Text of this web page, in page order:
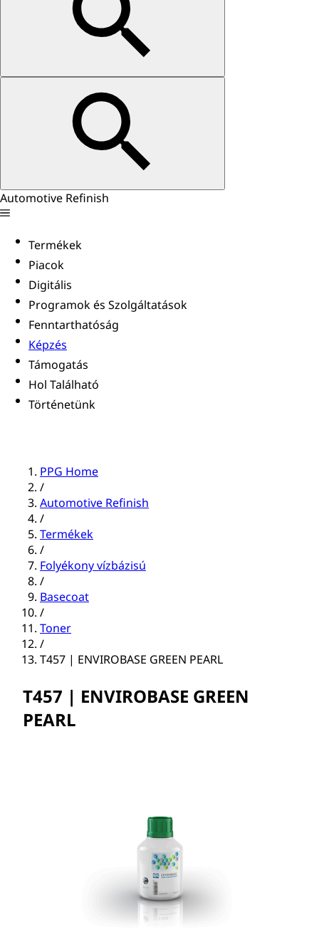
Automotive Refinish
Termékek
Piacok
Digitális
Programok és Szolgáltatások
Fenntarthatóság
Képzés
Támogatás
Hol Található
Történetünk
PPG Home
/
Automotive Refinish
/
Termékek
/
Folyékony vízbázisú
/
Basecoat
/
Toner
/
T457 | ENVIROBASE GREEN PEARL
T457 | ENVIROBASE GREEN
PEARL